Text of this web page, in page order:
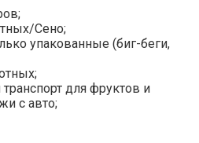
Сено;
упакованные (биг-беги,
для фруктов и
с авто;